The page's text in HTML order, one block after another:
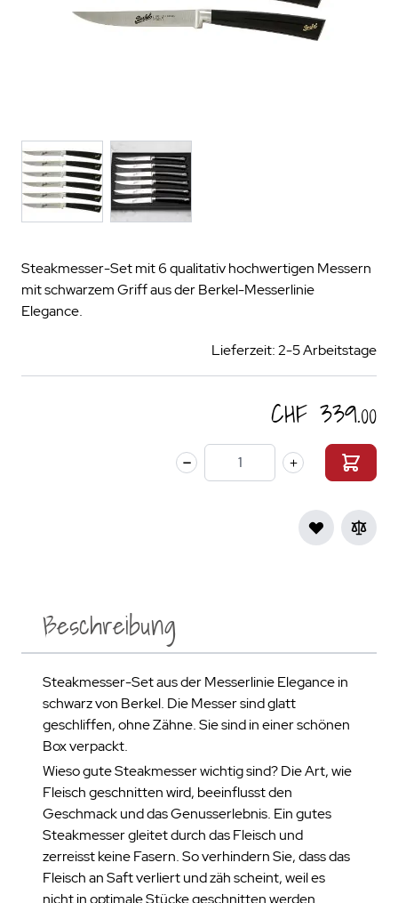
Steakmesser-Set mit 6 qualitativ hochwertigen Messern
mit schwarzem Griff aus der Berkel-Messerlinie
Elegance.
Lieferzeit: 2-5 Arbeitstage
CHF 339.00
Menge
Beschreibung
Steakmesser-Set aus der Messerlinie Elegance in
schwarz von Berkel. Die Messer sind glatt
geschliffen, ohne Zähne. Sie sind in einer schönen
Box verpackt.
Wieso gute Steakmesser wichtig sind? Die Art, wie
Fleisch geschnitten wird, beeinflusst den
Geschmack und das Genusserlebnis. Ein gutes
Steakmesser gleitet durch das Fleisch und
zerreisst keine Fasern. So verhindern Sie, dass das
Fleisch an Saft verliert und zäh scheint, weil es
nicht in optimale Stücke geschnitten werden